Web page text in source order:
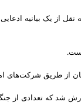
از یک بیانیه
طریق شرکت‌های
شد که تعدادی از